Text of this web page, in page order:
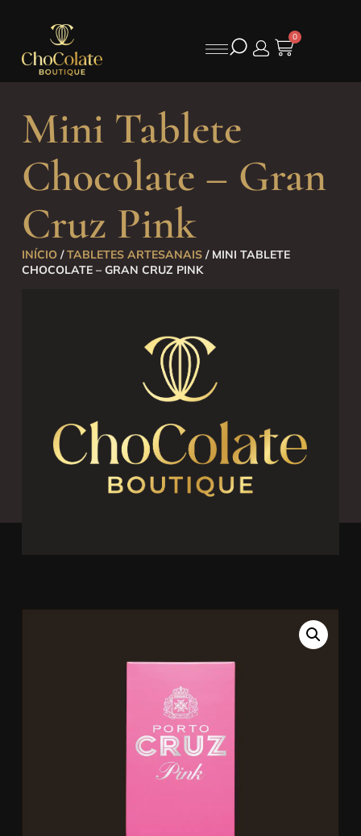
0
Mini Tablete
Chocolate – Gran
Cruz Pink
INÍCIO/TABLETES ARTESANAIS/ MINI TABLETE
CHOCOLATE – GRAN CRUZ PINK